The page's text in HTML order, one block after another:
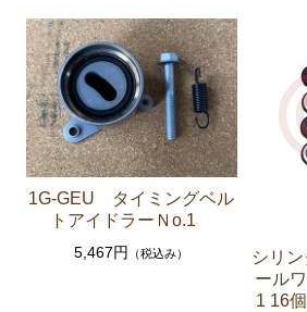
エンジンパーツ 1G-FE GZ20
ブレーキパーツ（マスターシリ
ト ホース など）
クラッチパーツ（マスターシリ
ーズシリンダー オーバーホー
燃料パーツ（ポンプ フィルタ
ーゲージなど）
ソアラ JZZ30 JZZ31 UZZ30
エンジンパーツ 2JZ-GE JZZ31
1G-GEU タイミングベル
トアイドラーＮo.1
5,467円 （税込み）
シリ
ール
1 16